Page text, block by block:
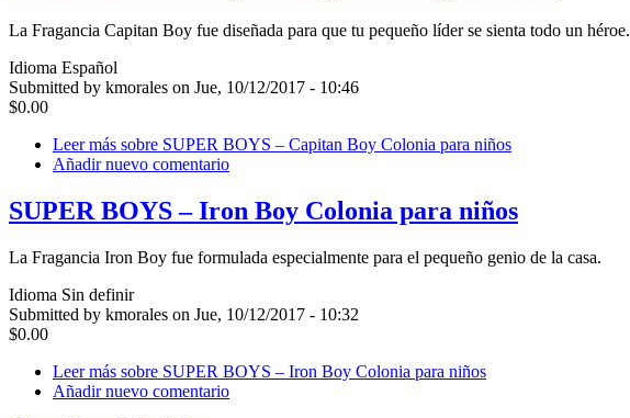
La Fragancia Capitan Boy fue diseñada para que tu pequeño líder se sienta todo un héroe.
Idioma Español
Submitted by kmorales on Jue, 10/12/2017 - 10:46
$0.00
Leer más sobre SUPER BOYS – Capitan Boy Colonia para niños
Añadir nuevo comentario
SUPER BOYS – Iron Boy Colonia para niños
La Fragancia Iron Boy fue formulada especialmente para el pequeño genio de la casa.
Idioma Sin definir
Submitted by kmorales on Jue, 10/12/2017 - 10:32
$0.00
Leer más sobre SUPER BOYS – Iron Boy Colonia para niños
Añadir nuevo comentario